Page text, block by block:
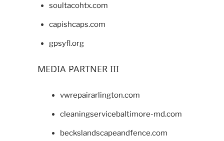
soultacohtx.com
capishcaps.com
gpsyfl.org
MEDIA PARTNER III
vwrepairarlington.com
cleaningservicebaltimore-md.com
beckslandscapeandfence.com